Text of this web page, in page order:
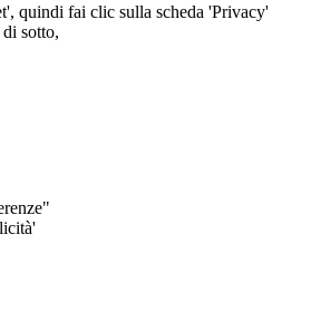
quindi fai clic sulla scheda 'Privacy'
sotto,